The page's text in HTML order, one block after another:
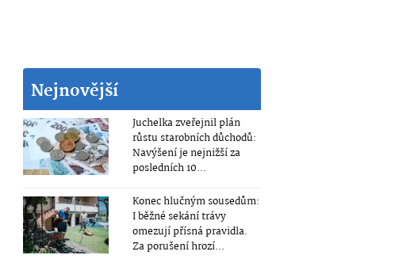
Nejnovější
Juchelka zveřejnil plán
růstu starobních důchodů:
Navýšení je nejnižší za
posledních 10...
Konec hlučným sousedům:
I běžné sekání trávy
omezují přísná pravidla.
Za porušení hrozí...